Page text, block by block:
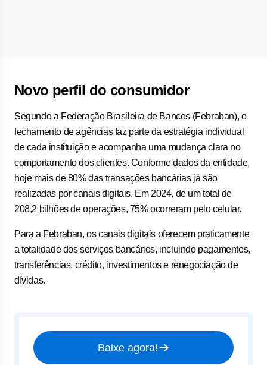
Novo perfil do consumidor
Segundo a Federação Brasileira de Bancos (Febraban), o
fechamento de agências faz parte da estratégia individual
de cada instituição e acompanha uma mudança clara no
comportamento dos clientes. Conforme dados da entidade,
hoje mais de 80% das transações bancárias já são
realizadas por canais digitais. Em 2024, de um total de
208,2 bilhões de operações, 75% ocorreram pelo celular.
Para a Febraban, os canais digitais oferecem praticamente
a totalidade dos serviços bancários, incluindo pagamentos,
transferências, crédito, investimentos e renegociação de
dívidas.
Baixe agora!